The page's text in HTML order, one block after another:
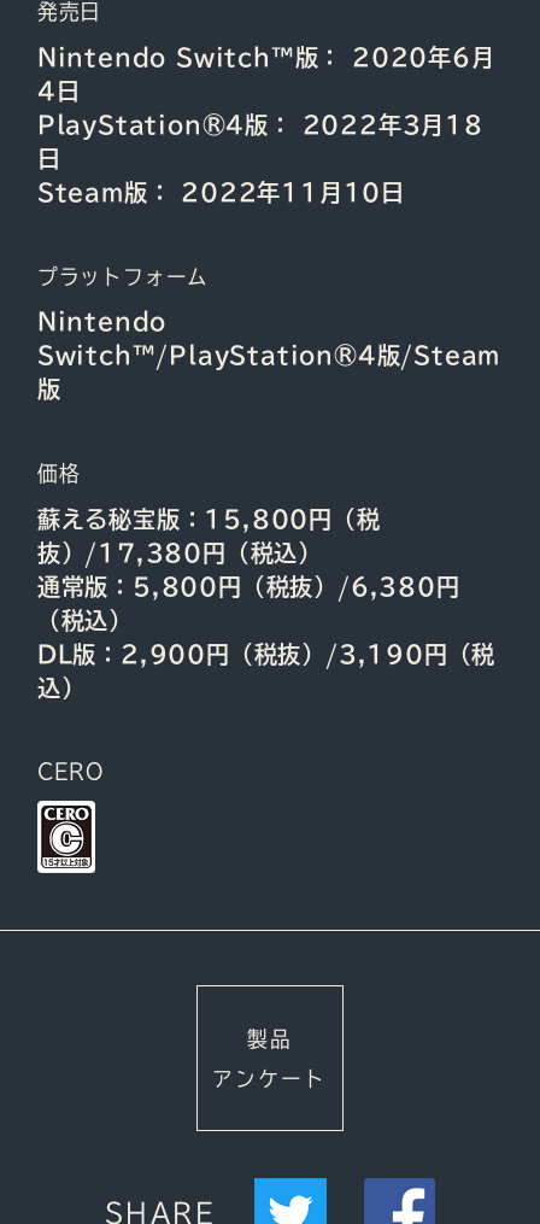
発売日
Nintendo Switch™版： 2020年6月
4日
PlayStation®4版： 2022年3月18
日
Steam版： 2022年11月10日
プラットフォーム
Nintendo
Switch™/PlayStation®4版/Steam
版
価格
蘇える秘宝版：15,800円（税
抜）/17,380円（税込）
通常版：5,800円（税抜）/6,380円
（税込）
DL版：2,900円（税抜）/3,190円（税
込）
CERO
製品
アンケート
SHARE